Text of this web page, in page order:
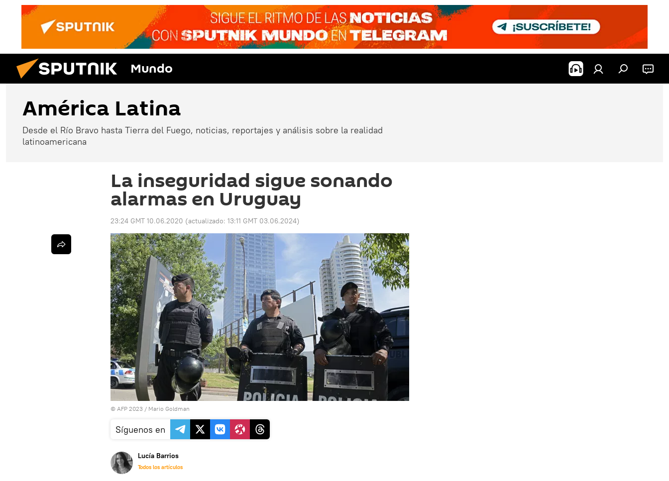
Mundo
América Latina
Desde el Río Bravo hasta Tierra del Fuego, noticias, reportajes y análisis sobre la realidad
latinoamericana
La inseguridad sigue sonando
alarmas en Uruguay
23:24 GMT 10.06.2020 (actualizado: 13:11 GMT 03.06.2024)
© AFP 2023 / Mario Goldman
Síguenos en
Lucía Barrios
Todos los artículos